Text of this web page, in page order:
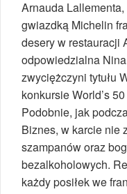
Arnauda
gwiazdką Michelin
desery w restauracji
odpowiedzialna
zwyciężczyni tytułu
konkursie World’s
Podobnie, jak
Biznes, w karcie nie
szampanów oraz
bezalkoholowych.
każdy posiłek we